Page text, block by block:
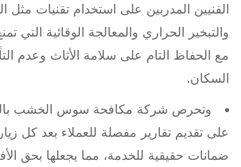
الفنيين المدربين على استخدام تقنيات مثل
والتبخير الحراري والمعالجة الوقائية التي
مع الحفاظ التام على سلامة الأثاث وعدم
السكان.
وتحرص شركة مكافحة سوس الخشب
على تقديم تقارير مفصلة للعملاء بعد كل
ضمانات حقيقية للخدمة، مما يجعلها بحق